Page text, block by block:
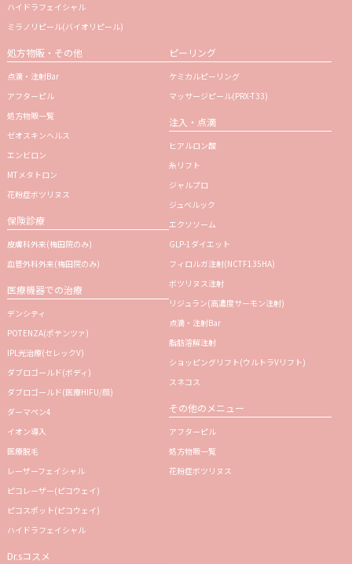
ハイドラフェイシャル
ミラノリピール(バイオリピール)
処方物販・その他
点滴・注射Bar
アフターピル
処方物販一覧
ゼオスキンヘルス
エンビロン
MTメタトロン
花粉症ボツリヌス
保険診療
皮膚科外来(梅田院のみ)
血管外科外来(梅田院のみ)
医療機器での治療
デンシティ
POTENZA(ポテンツァ)
IPL光治療(セレックV)
ダブロゴールド(ボディ)
ダブロゴールド(医療HIFU/顔)
ダーマペン4
イオン導入
医療脱毛
レーザーフェイシャル
ピコレーザー(ピコウェイ)
ピコスポット(ピコウェイ)
ハイドラフェイシャル
ピーリング
ケミカルピーリング
マッサージピール(PRX-T33)
注入・点滴
ヒアルロン酸
糸リフト
ジャルプロ
ジュベルック
エクソソーム
GLP-1ダイエット
フィロルガ注射(NCTF135HA)
ボツリヌス注射
リジュラン(高濃度サーモン注射)
点滴・注射Bar
脂肪溶解注射
ショッピングリフト(ウルトラVリフト)
スネコス
その他のメニュー
アフターピル
処方物販一覧
花粉症ボツリヌス
Dr.sコスメ